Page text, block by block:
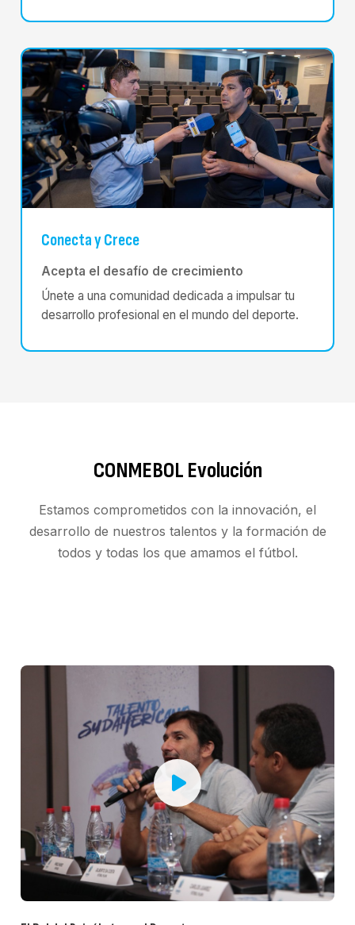
Conecta y Crece
Acepta el desafío de crecimiento
Únete a una comunidad dedicada a impulsar tu
desarrollo profesional en el mundo del deporte.
CONMEBOL Evolución
Estamos comprometidos con la innovación, el
desarrollo de nuestros talentos y la formación de
todos y todas los que amamos el fútbol.